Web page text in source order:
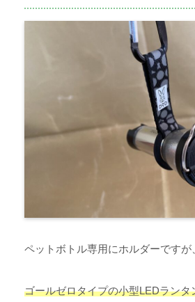
ペットボトル専用にホルダーですが
ゴールゼロタイプの小型LEDランタ